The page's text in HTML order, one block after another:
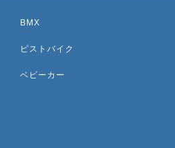
BMX
ピストバイク
ベビーカー